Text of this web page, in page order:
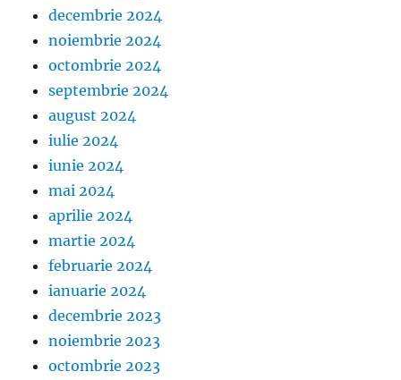
decembrie 2024
noiembrie 2024
octombrie 2024
septembrie 2024
august 2024
iulie 2024
iunie 2024
mai 2024
aprilie 2024
martie 2024
februarie 2024
ianuarie 2024
decembrie 2023
noiembrie 2023
octombrie 2023